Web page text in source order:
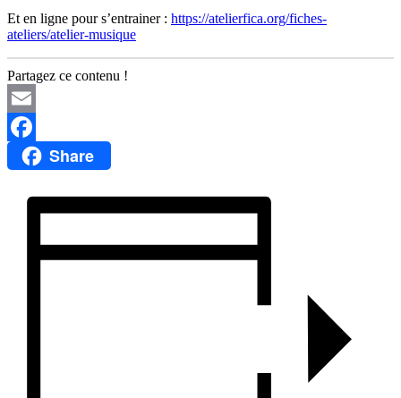
Et en ligne pour s’entrainer : https://atelierfica.org/fiches-
ateliers/atelier-musique
Partagez ce contenu !
Email
FacebookShare